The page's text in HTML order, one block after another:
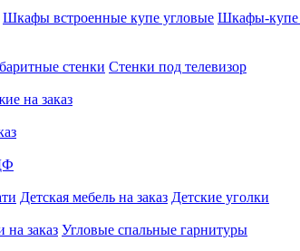
Шкафы встроенные купе угловые Шкафы-купе
стенки Стенки под телевизор
на заказ
Детская мебель на заказ Детские уголки
на заказ Угловые спальные гарнитуры